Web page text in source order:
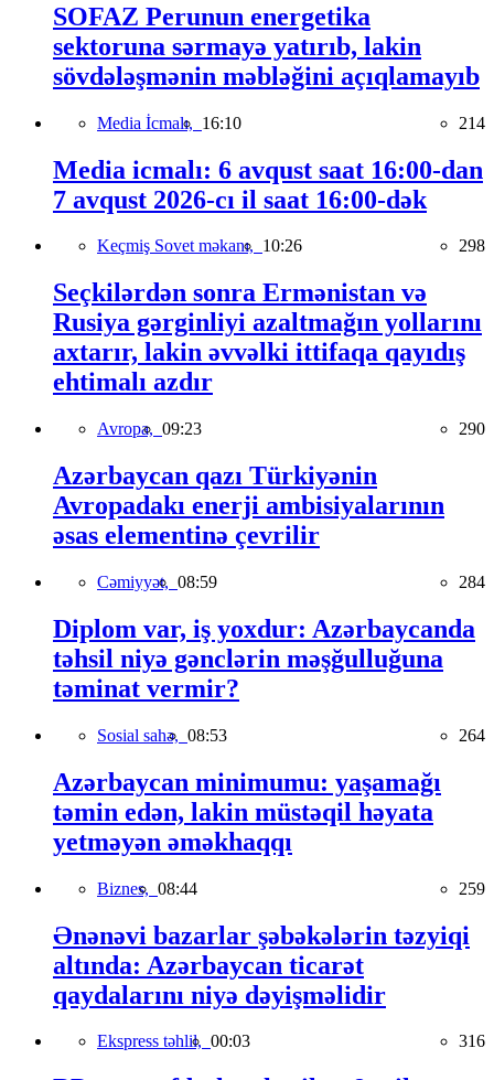
SOFAZ Perunun energetika
sektoruna sərmayə yatırıb, lakin
sövdələşmənin məbləğini açıqlamayıb
Media İcmalı, 16:10 214
Media icmalı: 6 avqust saat 16:00-dan
7 avqust 2026-cı il saat 16:00-dək
Keçmiş Sovet məkanı, 10:26 298
Seçkilərdən sonra Ermənistan və
Rusiya gərginliyi azaltmağın yollarını
axtarır, lakin əvvəlki ittifaqa qayıdış
ehtimalı azdır
Avropa, 09:23 290
Azərbaycan qazı Türkiyənin
Avropadakı enerji ambisiyalarının
əsas elementinə çevrilir
Cəmiyyət, 08:59 284
Diplom var, iş yoxdur: Azərbaycanda
təhsil niyə gənclərin məşğulluğuna
təminat vermir?
Sosial sahə, 08:53 264
Azərbaycan minimumu: yaşamağı
təmin edən, lakin müstəqil həyata
yetməyən əməkhaqqı
Biznes, 08:44 259
Ənənəvi bazarlar şəbəkələrin təzyiqi
altında: Azərbaycan ticarət
qaydalarını niyə dəyişməlidir
Ekspress təhlil, 00:03 316